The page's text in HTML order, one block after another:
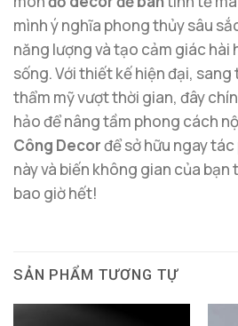
mình ý nghĩa phong thủy sâu
năng lượng và tạo cảm giác hài
sống. Với thiết kế hiện đại,
thẩm mỹ vượt thời gian, đây
hảo để nâng tầm phong cách
Công Decorđể sở hữu ngay
này và biến không gian của bạn
bao giờ hết!
SẢN PHẨM TƯƠNG TỰ